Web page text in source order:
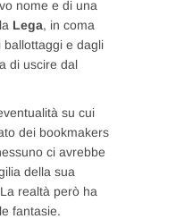
nome e di una
Lega, in coma
ballottaggi e dagli
di uscire dal
su cui
dei bookmakers
ci avrebbe
della sua
realtà però ha
fantasie.